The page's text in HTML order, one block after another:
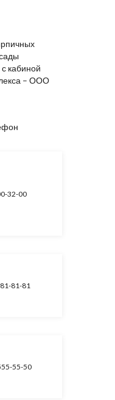
кабиной
– ООО
32-00
81-81
55-50